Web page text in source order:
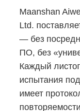
Maanshan
Ltd.
— без
ПО, без
Каждый
испытания
имеет